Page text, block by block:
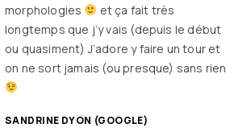
morphologies
et ça fait très
longtemps que j’y vais (depuis le début
ou quasiment) J’adore y faire un tour et
on ne sort jamais (ou presque) sans rien
SANDRINE DYON (GOOGLE)